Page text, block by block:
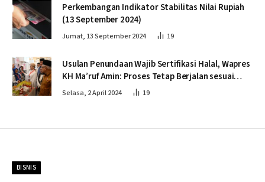
Perkembangan Indikator Stabilitas Nilai Rupiah
(13 September 2024)
Jumat, 13 September 2024 19
Usulan Penundaan Wajib Sertifikasi Halal, Wapres
KH Ma’ruf Amin: Proses Tetap Berjalan sesuai
Penahapan
Selasa, 2 April 2024 19
BISNIS